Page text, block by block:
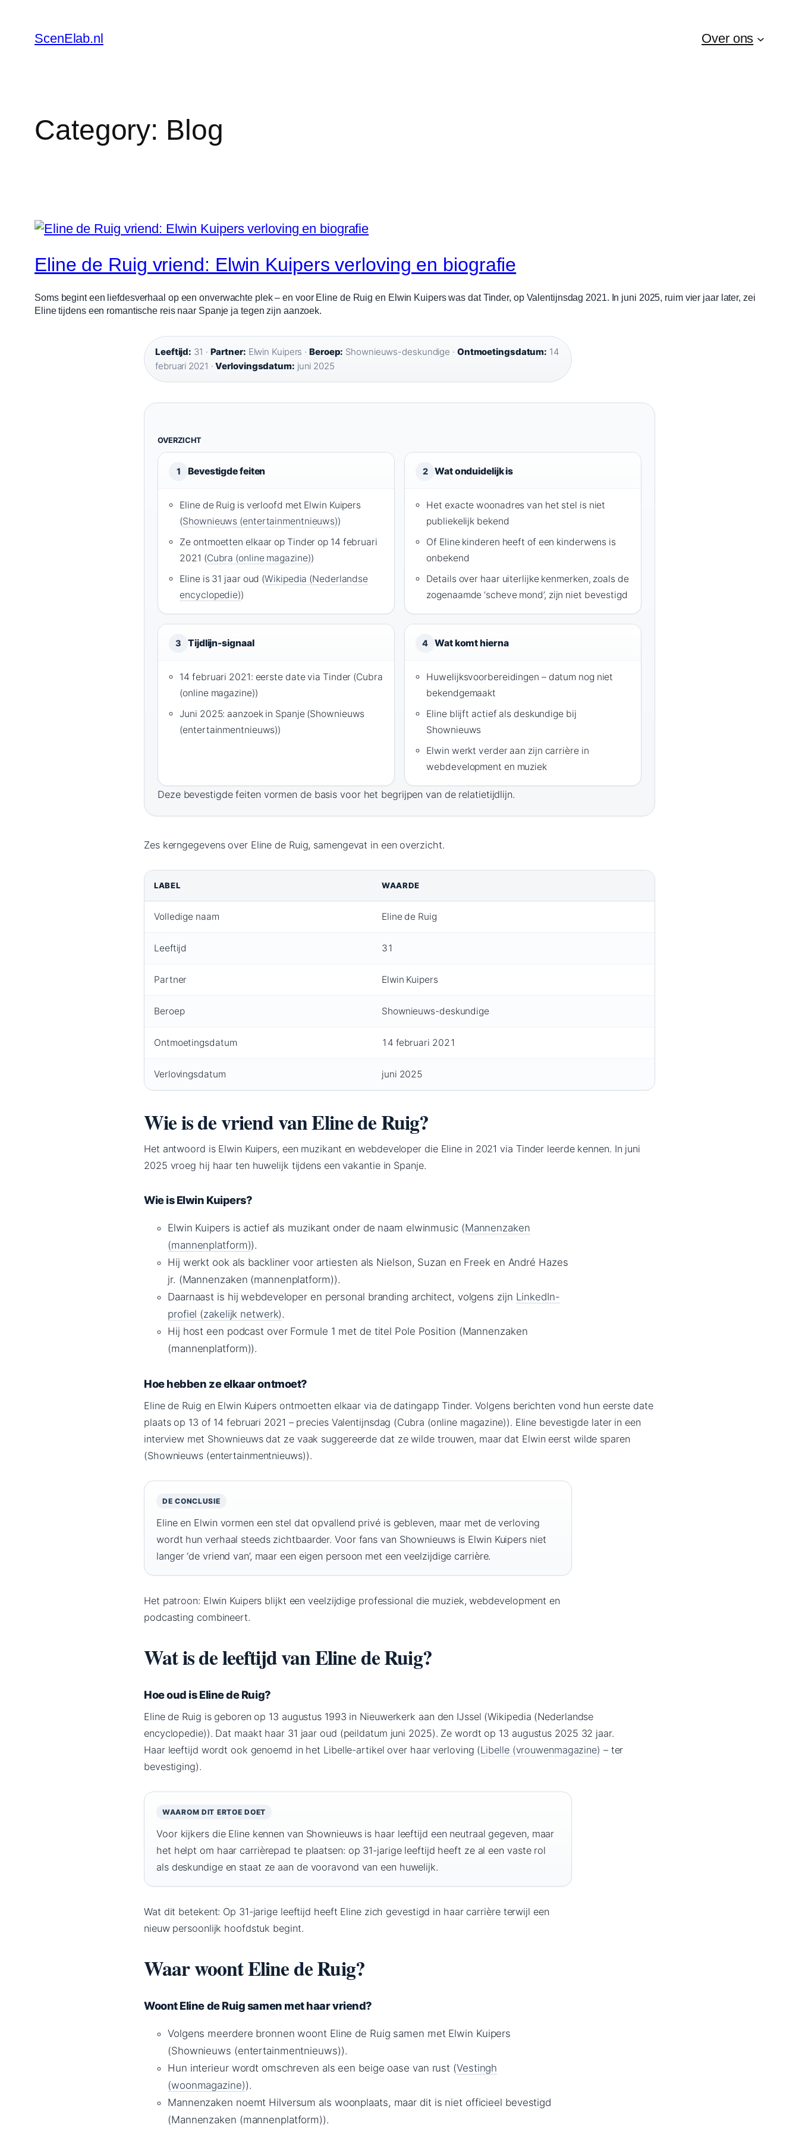
content
ScenElab.nl Over ons
Category: Blog
Eline de Ruig vriend: Elwin Kuipers verloving en biografie
Soms begint een liefdesverhaal op een onverwachte plek – en voor Eline de Ruig en Elwin Kuipers was dat Tinder, op Valentijnsdag 2021. In juni 2025, ruim vier jaar later, zei
Eline tijdens een romantische reis naar Spanje ja tegen zijn aanzoek.
Leeftijd: 31 · Partner: Elwin Kuipers ·Beroep: Shownieuws-deskundige · Ontmoetingsdatum: 14
februari 2021 ·Verlovingsdatum: juni 2025
OVERZICHT
1 Bevestigde feiten
Eline de Ruig is verloofd met Elwin Kuipers
(Shownieuws (entertainmentnieuws))
Ze ontmoetten elkaar op Tinder op 14 februari
2021 (Cubra (online magazine))
Eline is 31 jaar oud (Wikipedia (Nederlandse
encyclopedie))
2 Wat onduidelijk is
Het exacte woonadres van het stel is niet
publiekelijk bekend
Of Eline kinderen heeft of een kinderwens is
onbekend
Details over haar uiterlijke kenmerken, zoals de
zogenaamde ‘scheve mond’, zijn niet bevestigd
3 Tijdlijn-signaal
14 februari 2021: eerste date via Tinder (Cubra
(online magazine))
Juni 2025: aanzoek in Spanje (Shownieuws
(entertainmentnieuws))
4 Wat komt hierna
Huwelijksvoorbereidingen – datum nog niet
bekendgemaakt
Eline blijft actief als deskundige bij
Shownieuws
Elwin werkt verder aan zijn carrière in
webdevelopment en muziek
Deze bevestigde feiten vormen de basis voor het begrijpen van de relatietijdlijn.
Zes kerngegevens over Eline de Ruig, samengevat in een overzicht.
LABEL WAARDE
Volledige naam Eline de Ruig
Leeftijd 31
Partner Elwin Kuipers
Beroep Shownieuws-deskundige
Ontmoetingsdatum 14 februari 2021
Verlovingsdatum juni 2025
Wie is de vriend van Eline de Ruig?
Het antwoord is Elwin Kuipers, een muzikant en webdeveloper die Eline in 2021 via Tinder leerde kennen. In juni
2025 vroeg hij haar ten huwelijk tijdens een vakantie in Spanje.
Wie is Elwin Kuipers?
Elwin Kuipers is actief als muzikant onder de naam elwinmusic (Mannenzaken
(mannenplatform)).
Hij werkt ook als backliner voor artiesten als Nielson, Suzan en Freek en André Hazes
jr. (Mannenzaken (mannenplatform)).
Daarnaast is hij webdeveloper en personal branding architect, volgens zijn LinkedIn-
profiel (zakelijk netwerk).
Hij host een podcast over Formule 1 met de titel Pole Position (Mannenzaken
(mannenplatform)).
Hoe hebben ze elkaar ontmoet?
Eline de Ruig en Elwin Kuipers ontmoetten elkaar via de datingapp Tinder. Volgens berichten vond hun eerste date
plaats op 13 of 14 februari 2021 – precies Valentijnsdag (Cubra (online magazine)). Eline bevestigde later in een
interview met Shownieuws dat ze vaak suggereerde dat ze wilde trouwen, maar dat Elwin eerst wilde sparen
(Shownieuws (entertainmentnieuws)).
DE CONCLUSIE
Eline en Elwin vormen een stel dat opvallend privé is gebleven, maar met de verloving
wordt hun verhaal steeds zichtbaarder. Voor fans van Shownieuws is Elwin Kuipers niet
langer ‘de vriend van’, maar een eigen persoon met een veelzijdige carrière.
Het patroon: Elwin Kuipers blijkt een veelzijdige professional die muziek, webdevelopment en
podcasting combineert.
Wat is de leeftijd van Eline de Ruig?
Hoe oud is Eline de Ruig?
Eline de Ruig is geboren op 13 augustus 1993 in Nieuwerkerk aan den IJssel (Wikipedia (Nederlandse
encyclopedie)). Dat maakt haar 31 jaar oud (peildatum juni 2025). Ze wordt op 13 augustus 2025 32 jaar.
Haar leeftijd wordt ook genoemd in het Libelle-artikel over haar verloving (Libelle (vrouwenmagazine) – ter
bevestiging).
WAAROM DIT ERTOE DOET
Voor kijkers die Eline kennen van Shownieuws is haar leeftijd een neutraal gegeven, maar
het helpt om haar carrièrepad te plaatsen: op 31-jarige leeftijd heeft ze al een vaste rol
als deskundige en staat ze aan de vooravond van een huwelijk.
Wat dit betekent: Op 31-jarige leeftijd heeft Eline zich gevestigd in haar carrière terwijl een
nieuw persoonlijk hoofdstuk begint.
Waar woont Eline de Ruig?
Woont Eline de Ruig samen met haar vriend?
Volgens meerdere bronnen woont Eline de Ruig samen met Elwin Kuipers
(Shownieuws (entertainmentnieuws)).
Hun interieur wordt omschreven als een beige oase van rust (Vestingh
(woonmagazine)).
Mannenzaken noemt Hilversum als woonplaats, maar dit is niet officieel bevestigd
(Mannenzaken (mannenplatform)).